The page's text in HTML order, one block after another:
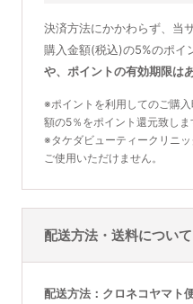
決済方法にかかわらず、当
購入金額(税込)の5%のポイ
や、ポイントの有効期限は
※ポイントを利用してのご購
額の5％をポイント還元致しま
※タケダビューティークリニ
ご使用いただけません。
配送方法・送料について
配送方法
クロネコヤマト